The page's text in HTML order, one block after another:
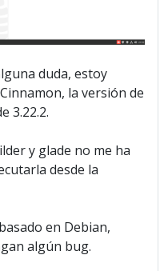
duda, estoy
la versión de
3.22.2.
y glade no me ha
desde la
en Debian,
algún bug.